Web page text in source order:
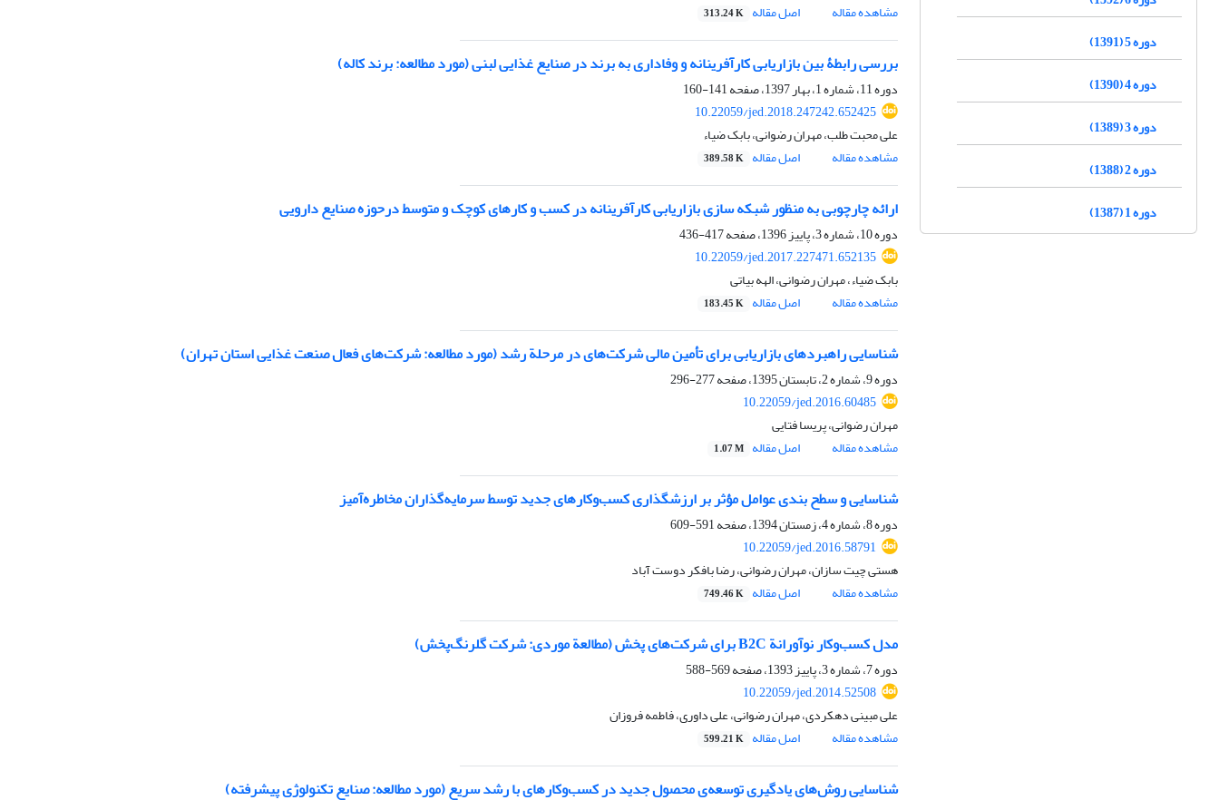
مشاهده مقاله
اصل مقاله 313.24 K
بررسی رابطۀ بین بازاریابی کارآفرینانه و وفاداری به برند در صنایع غذایی لبنی (مورد مطالعه: برند کاله)
دوره 11، شماره 1، بهار 1397، صفحه
141-160
10.22059/jed.2018.247242.652425
علی محبت طلب، مهران رضوانی، بابک ضیاء
مشاهده مقاله
اصل مقاله 389.58 K
ارائه چارچوبی به منظور شبکه سازی بازاریابی کارآفرینانه در کسب و کارهای کوچک و متوسط درحوزه صنایع دارویی
دوره 10، شماره 3، پاییز 1396، صفحه
417-436
10.22059/jed.2017.227471.652135
بابک ضیاء، مهران رضوانی، الهه بیاتی
مشاهده مقاله
اصل مقاله 183.45 K
شناسایی راهبرد‌‌های بازاریابی برای تأمین مالی شرکت‌های در مرحلة رشد (مورد مطالعه: شرکت‌های فعال صنعت غذایی استان تهران)
دوره 9، شماره 2، تابستان 1395، صفحه
277-296
10.22059/jed.2016.60485
مهران رضوانی، پریسا فتایی
مشاهده مقاله
اصل مقاله 1.07 M
شناسایی و سطح‏ بندی عوامل مؤثر بر ارزشگذاری کسب‌و‌کار‌های جدید توسط سرمایه‌گذاران مخاطره‌آمیز
دوره 8، شماره 4، زمستان 1394، صفحه
591-609
10.22059/jed.2016.58791
هستی چیت سازان، مهران رضوانی، رضا بافکر دوست آباد
مشاهده مقاله
اصل مقاله 749.46 K
مدل کسب‌‌‌وکار نوآورانة B2C برای شرکت‌های پخش (مطالعة موردی: شرکت گلرنگ‌پخش)
دوره 7، شماره 3، پاییز 1393، صفحه
569-588
10.22059/jed.2014.52508
علی مبینی دهکردی، مهران رضوانی، علی داوری، فاطمه فروزان
مشاهده مقاله
اصل مقاله 599.21 K
شناسایی روش‌های یادگیری توسعه‌ی محصول جدید در کسب‌وکارهای با رشد سریع (مورد مطالعه: صنایع تکنولوژی پیشرفته)
دوره 5 (1391)
دوره 4 (1390)
دوره 3 (1389)
دوره 2 (1388)
دوره 1 (1387)